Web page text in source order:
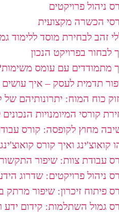
ניהול פרויקטים
הכשרה מקצועית
זהב לבחירת מוסד ללימוד
לבחור בפרויקט הנכון
מתמודדים עם עומס
תדמית לעסק – איך
כוח המוח: יתרונותיהם של
קורסי המיומנויות
מחוץ לקופסה: קורס
קואוצ'ינג ואיך קורס
עבודת צוות: שיפור
ניהול פרויקטים: שדרוג
פיתוח זיכרון: שיפור
גמול השתלמות: קידום ידע